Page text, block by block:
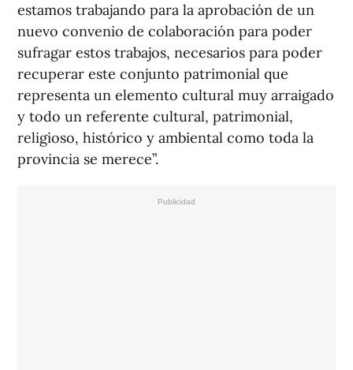
estamos trabajando para la aprobación de un
nuevo convenio de colaboración para poder
sufragar estos trabajos, necesarios para poder
recuperar este conjunto patrimonial que
representa un elemento cultural muy arraigado
y todo un referente cultural, patrimonial,
religioso, histórico y ambiental como toda la
provincia se merece”.